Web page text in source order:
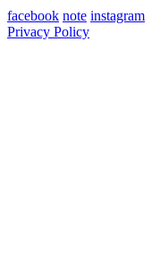
facebook note instagram
Privacy Policy